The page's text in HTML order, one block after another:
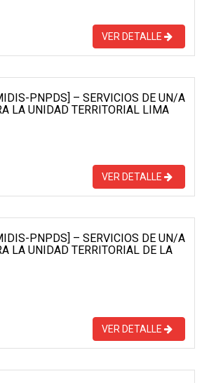
VER DETALLE
PNPDS] – SERVICIOS DE UN/A
LA UNIDAD TERRITORIAL LIMA
VER DETALLE
PNPDS] – SERVICIOS DE UN/A
LA UNIDAD TERRITORIAL DE LA
VER DETALLE